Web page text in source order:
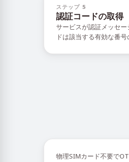
ステップ 5
認証コードの取得
サービスが認証メッセ
ドは該当する有効な番
物理SIMカード不要で